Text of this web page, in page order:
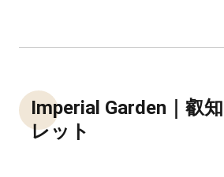
Imperial Garden｜叡
レット